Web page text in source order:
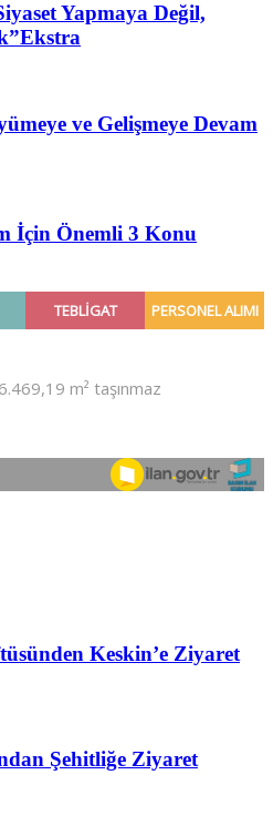
Yapmaya Değil,
Ekstra
ve Gelişmeye Devam
İçin Önemli 3 Konu
Keskin’e Ziyaret
Şehitliğe Ziyaret